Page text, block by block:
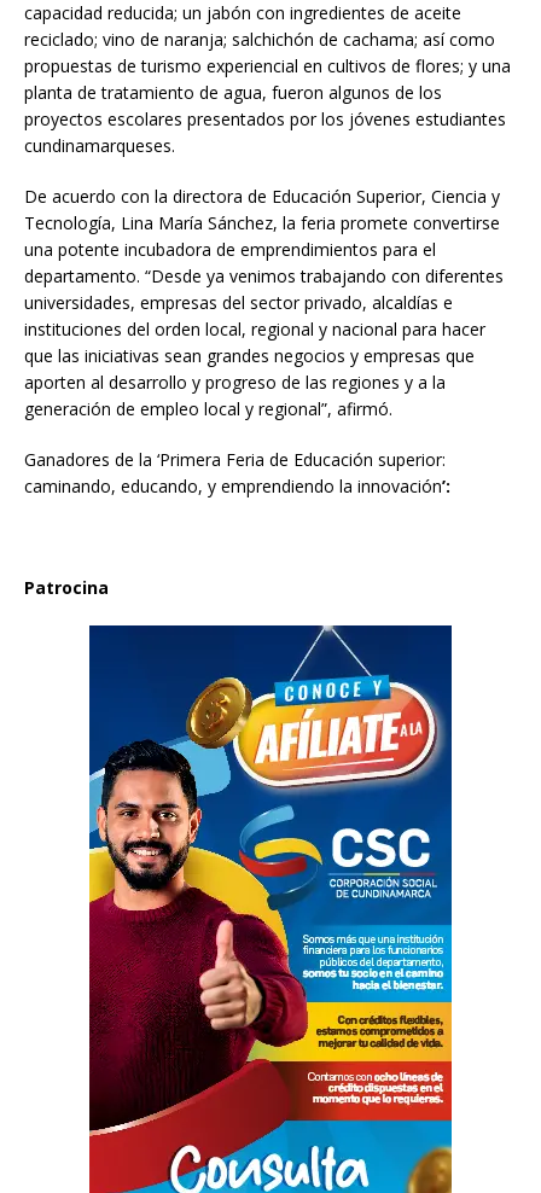
capacidad reducida; un jabón con ingredientes de aceite
reciclado; vino de naranja; salchichón de cachama; así como
propuestas de turismo experiencial en cultivos de flores; y una
planta de tratamiento de agua, fueron algunos de los
proyectos escolares presentados por los jóvenes estudiantes
cundinamarqueses.
De acuerdo con la directora de Educación Superior, Ciencia y
Tecnología, Lina María Sánchez, la feria promete convertirse
una potente incubadora de emprendimientos para el
departamento. “Desde ya venimos trabajando con diferentes
universidades, empresas del sector privado, alcaldías e
instituciones del orden local, regional y nacional para hacer
que las iniciativas sean grandes negocios y empresas que
aporten al desarrollo y progreso de las regiones y a la
generación de empleo local y regional”, afirmó.
Ganadores de la ‘Primera Feria de Educación superior:
caminando, educando, y emprendiendo la innovación’:
Patrocina